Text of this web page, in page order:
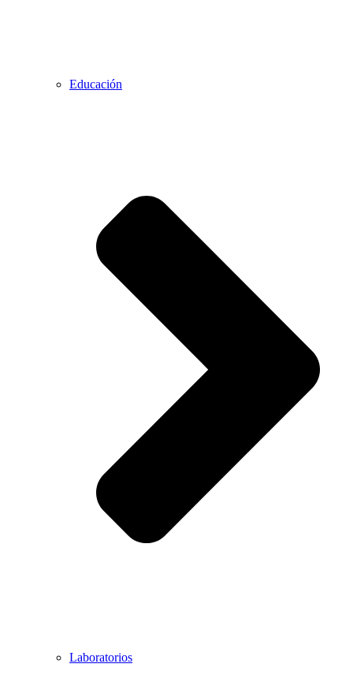
Educación
Laboratorios